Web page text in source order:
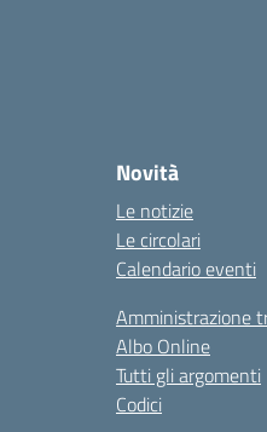
Novità
Le notizie
Le circolari
Calendario eventi
Amministrazione
Albo Online
Tutti gli argomenti
Codici